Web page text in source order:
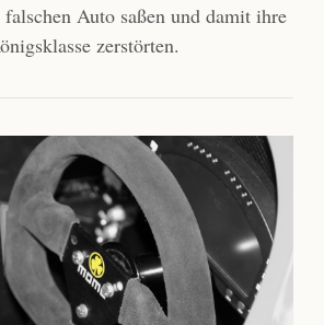
Auto saßen und damit ihre
zerstörten.